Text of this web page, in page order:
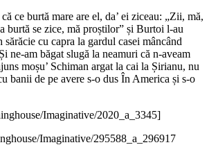
ce burtă mare are el, da’ ei ziceau: „Zii, mă,
burtă se zice, mă proștilor” și Burtoi l-au
cu capra la gardul casei mâncând
ne-am băgat slugă la neamuri că n-aveam
moșu’ Schiman argat la cai la Șirianu, nu
banii de pe avere s-o dus În America și s-o
Imaginative/2020_a_3345]
Imaginative/295588_a_296917